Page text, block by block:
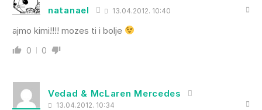
natanael 13.04.2012. 10:40
ajmo kimi!!!! mozes ti i bolje
0 0
Vedad & McLaren Mercedes
13.04.2012. 10:34